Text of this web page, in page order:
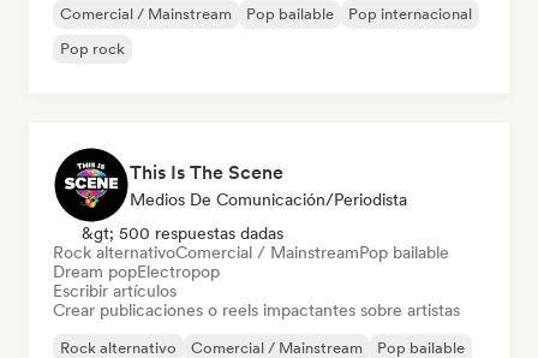
Comercial / Mainstream Pop bailable
Pop internacional
Pop rock
This Is The Scene
Medios De Comunicación/Periodista
&gt; 500 respuestas dadas
Rock alternativoComercial / MainstreamPop bailable
Dream popElectropop
Escribir artículos
Crear publicaciones o reels impactantes sobre artistas
Rock alternativo Comercial / Mainstream
Pop bailable